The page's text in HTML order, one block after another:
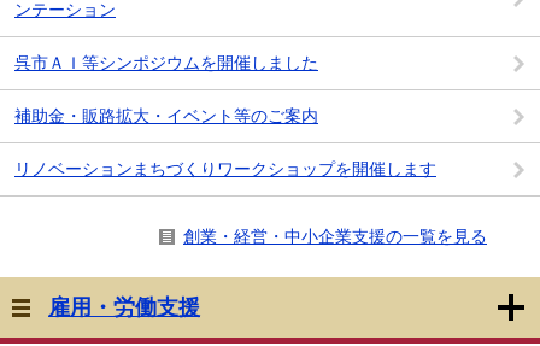
ンテーション
呉市ＡＩ等シンポジウムを開催しました
補助金・販路拡大・イベント等のご案内
リノベーションまちづくりワークショップを開催します
創業・経営・中小企業支援の一覧を見る
雇用・労働支援